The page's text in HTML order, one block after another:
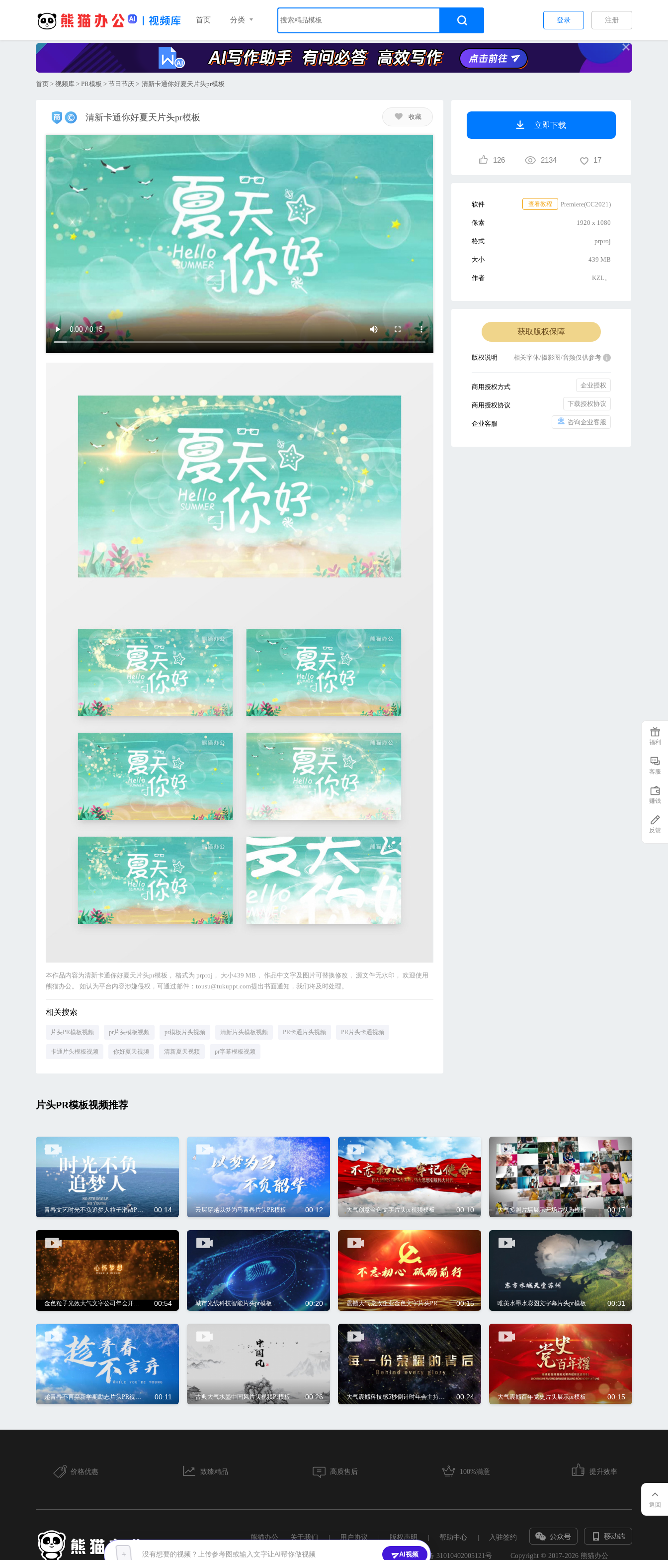
首页 分类 注册
登录
首页 > 视频库 > PR模板 > 节日节庆 > 清新卡通你好夏天片头pr模板
清新卡通你好夏天片头pr模板 收藏
本作品内容为清新卡通你好夏天片头pr模板， 格式为 prproj， 大小439 MB， 作品中文字及图片可替换修改， 源文件无水印， 欢迎使用
熊猫办公。 如认为平台内容涉嫌侵权，可通过邮件：tousu@tukuppt.com提出书面通知，我们将及时处理。
相关搜索
片头PR模板视频 pr片头模板视频 pr模板片头视频 清新片头模板视频 PR卡通片头视频 PR片头卡通视频
卡通片头模板视频 你好夏天视频 清新夏天视频 pr字幕模板视频
立即下载
126 2134 17
软件 Premiere(CC2021)
查看教程
像素 1920 x 1080
格式 prproj
大小 439 MB
作者 KZL。
获取版权保障
版权说明 相关字体/摄影图/音频仅供参考 i
商用授权方式 企业授权
商用授权协议 下载授权协议
企业客服 咨询企业客服
片头PR模板视频推荐
青春文艺时光不负追梦人粒子消散PR片头视频模板 00:14 云层穿越以梦为马青春片头PR模板 00:12 大气创意金色文字片头pr视频模板 00:10 大气多照片墙展示开场片头Pr模板 00:17
00:54 城市光线科技智能片头pr模板 00:20 震撼大气党政企业金色文字片头PR模板 00:15 唯美水墨水彩图文字幕片头pr模板 00:31
趁青春不言弃新学期励志片头PR视频模板 00:11 古典大气水墨中国风片头视频Pr模板 00:26 00:24 大气震撼百年党史片头展示pr模板 00:15
价格优惠 致臻精品 高质售后 100%满意 提升效率
熊猫办公 关于我们 | 用户协议 | 版权声明 | 帮助中心 | 入驻签约
沪ICP备17039466号-1 沪公网安备 31010402005121号 Copyright © 2017-2026 熊猫办公
福利
客服
赚钱
反馈
返回
+ 没有想要的视频？上传参考图或输入文字让AI帮你做视频 AI视频